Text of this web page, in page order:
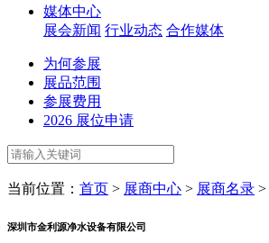
媒体中心
展会新闻 行业动态 合作媒体
为何参展
展品范围
参展费用
2026 展位申请
当前位置： 首页 > 展商中心 > 展商名录 >
深圳市金利源净水设备有限公司